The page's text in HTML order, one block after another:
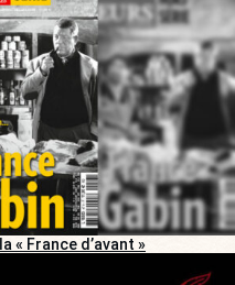
« France d’avant »